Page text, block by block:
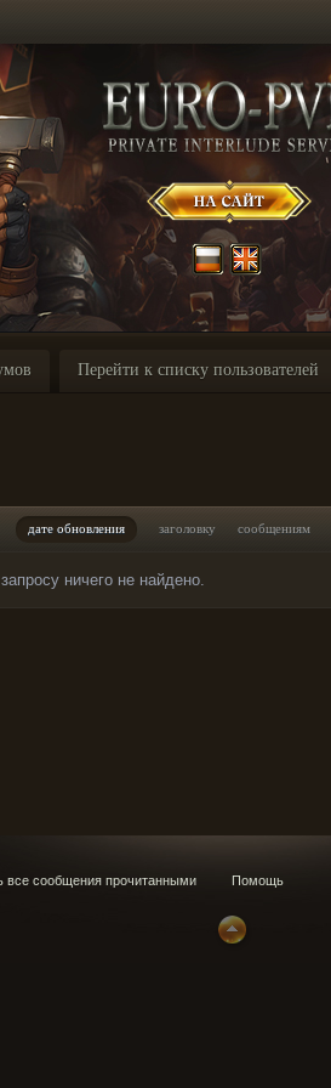
Перейти к списку пользователей
дате обновления заголовку сообщениям
ничего не найдено.
все сообщения прочитанными Помощь